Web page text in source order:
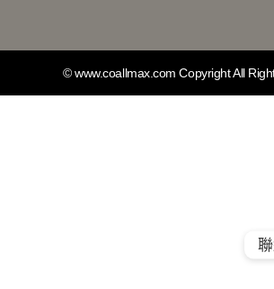
© www.coallmax.com Copyright All